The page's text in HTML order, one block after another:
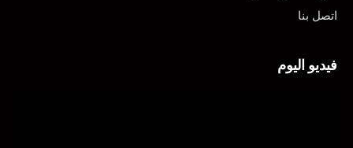
اتصل بنا
فيديو اليوم